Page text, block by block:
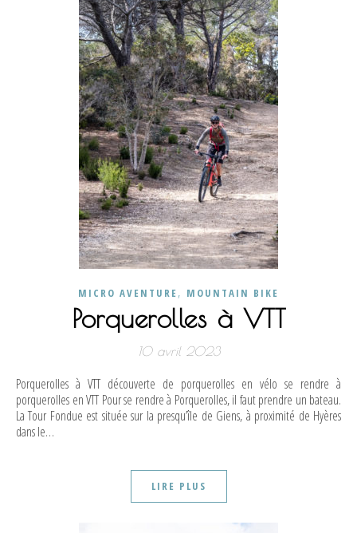
MICRO AVENTURE, MOUNTAIN BIKE
Porquerolles à VTT
10 avril 2023
Porquerolles à VTT découverte de porquerolles en vélo se rendre à
porquerolles en VTT Pour se rendre à Porquerolles, il faut prendre un bateau.
La Tour Fondue est située sur la presqu’île de Giens, à proximité de Hyères
dans le…
LIRE PLUS